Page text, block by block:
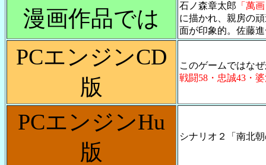
漫画作品では
石ノ森章太郎 「萬
に描かれ、親房の
面が印象的。佐藤
PCエンジンCD
版
このゲームではな
戦闘58・忠誠43・
PCエンジンHu
版
シナリオ２「南北